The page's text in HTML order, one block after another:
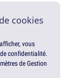
cookies
vous
confidentialité.
de Gestion